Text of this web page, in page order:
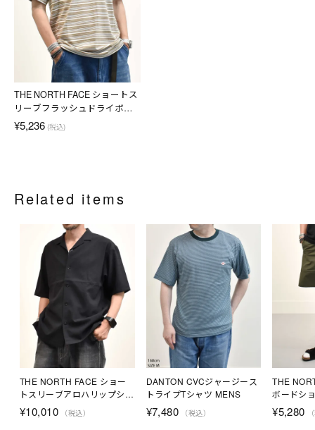
THE NORTH FACE ショートス
リーブフラッシュドライボー
ダーTシャツ
¥5,236 (税込)
Related items
THE NORTH FACE ショー
トスリーブアロハリップシャ
ツ
¥10,010 （税込）
DANTON CVCジャージース
トライプTシャツ MENS
¥7,480 （税込）
THE
ボードシ
¥5,280